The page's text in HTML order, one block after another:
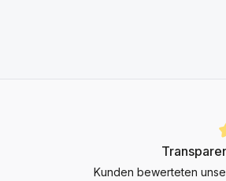
Durchschnittliche Bewertung von 4.9
Kunden bewerteten